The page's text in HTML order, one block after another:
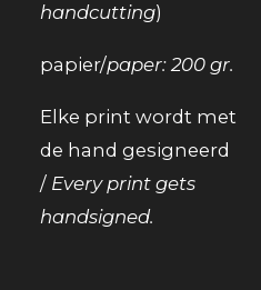
handcutting)
papier/paper: 200 gr.
Elke print wordt met
de hand gesigneerd
/ Every print gets
handsigned.